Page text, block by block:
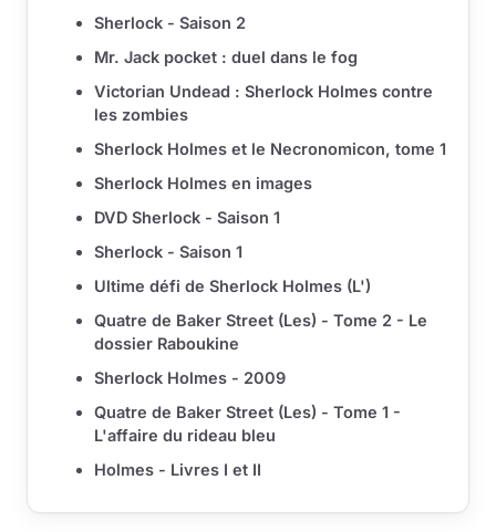
Sherlock - Saison 2
Mr. Jack pocket : duel dans le fog
Victorian Undead : Sherlock Holmes contre
les zombies
Sherlock Holmes et le Necronomicon, tome 1
Sherlock Holmes en images
DVD Sherlock - Saison 1
Sherlock - Saison 1
Ultime défi de Sherlock Holmes (L')
Quatre de Baker Street (Les) - Tome 2 - Le
dossier Raboukine
Sherlock Holmes - 2009
Quatre de Baker Street (Les) - Tome 1 -
L'affaire du rideau bleu
Holmes - Livres I et II